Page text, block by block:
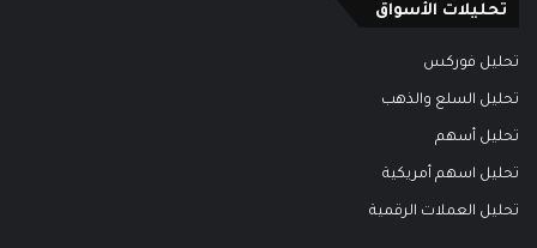
تحليلات الأسواق
تحليل فوركس
تحليل السلع والذهب
تحليل أسهم
تحليل اسهم أمريكية
تحليل العملات الرقمية